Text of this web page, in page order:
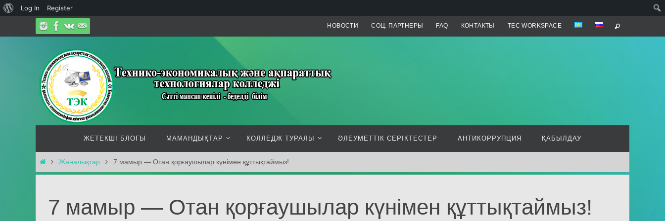
to
WordPress
Log In Register
НОВОСТИ СОЦ. ПАРТНЕРЫ FAQ КОНТАКТЫ TEC WORKSPACE
ЖЕТЕКШІ БЛОГЫ МАМАНДЫҚТАР КОЛЛЕДЖ ТУРАЛЫ ӘЛЕУМЕТТІК СЕРІКТЕСТЕР АНТИКОРРУПЦИЯ ҚАБЫЛДАУ
HomeЖаналықтар 7 мамыр — Отан қорғаушылар күнімен құттықтаймыз!
7 мамыр — Отан қорғаушылар күнімен құттықтаймыз!